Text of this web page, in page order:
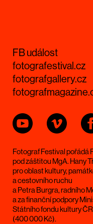
FB událost
fotografestival.cz
fotografgallery.cz
Fotograf Festival pořádá
pod záštitou MgA. Hany
pro oblast kultury,
a cestovního ruchu
a Petra Burgra, radního
a za finanční podpory
Státního fondu kultury
(400 000 Kč).